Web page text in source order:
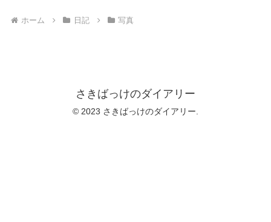
ホーム 日記 写真
さきばっけのダイアリー
© 2023 さきばっけのダイアリー.